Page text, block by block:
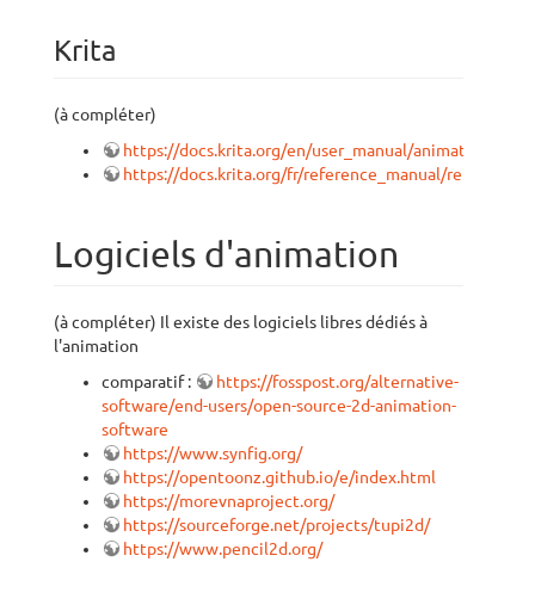
Krita
(à compléter)
https://docs.krita.org/en/user_manual/animation.html
https://docs.krita.org/fr/reference_manual/
Logiciels d'animation
(à compléter) Il existe des logiciels libres dédiés à
l'animation
comparatif :
https://fosspost.org/alternative-
software/end-users/open-source-2d-animation-
software
https://www.synfig.org/
https://opentoonz.github.io/e/index.html
https://morevnaproject.org/
https://sourceforge.net/projects/tupi2d/
https://www.pencil2d.org/